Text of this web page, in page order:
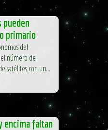
pueden
primario
del
número de
satélites con un...
encima faltan